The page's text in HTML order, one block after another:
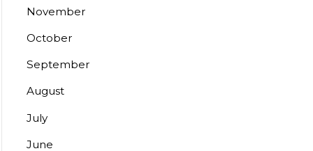
November
October
September
August
July
June